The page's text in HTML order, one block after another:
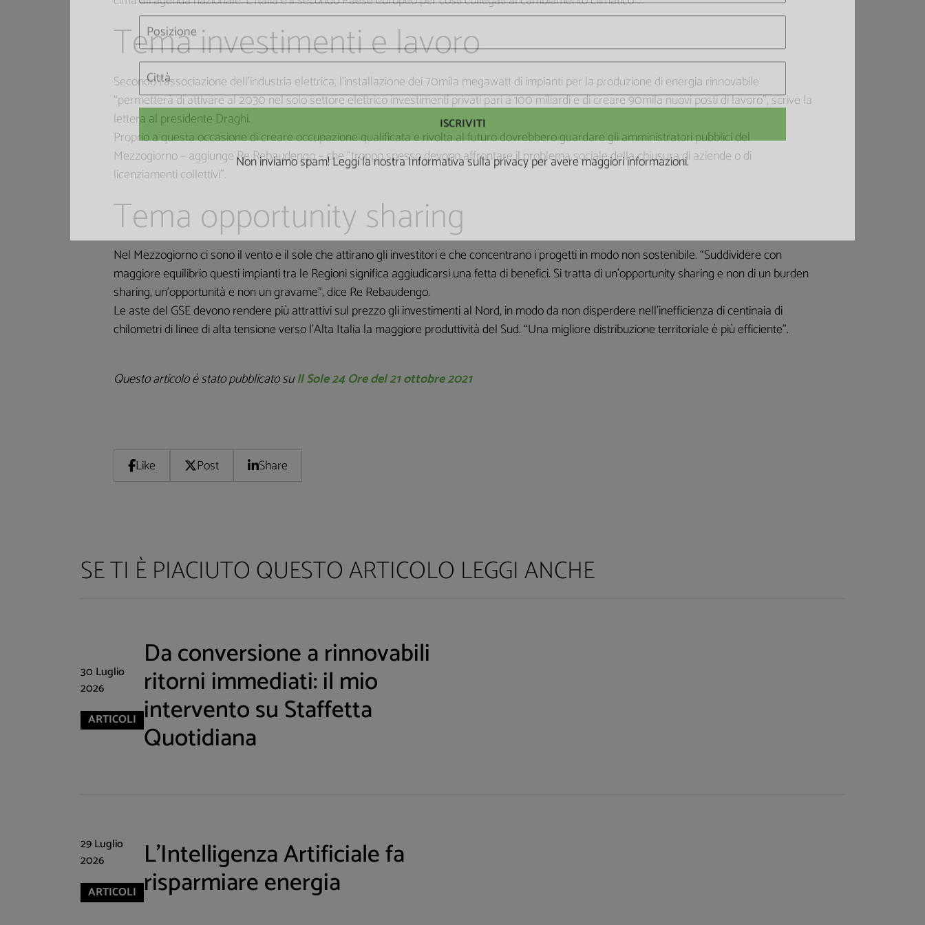
Tema investimenti e lavoro
Secondo l’associazione dell’industria elettrica, l’installazione dei 70mila megawatt di impianti per la produzione di energia rinnovabile
“permetterà di attivare al 2030 nel solo settore elettrico investimenti privati pari a 100 miliardi e di creare 90mila nuovi posti di lavoro”, scrive la
lettera al presidente Draghi.
Proprio a questa occasione di creare occupazione qualificata e rivolta al futuro dovrebbero guardare gli amministratori pubblici del
Mezzogiorno – aggiunge Re Rebaudengo – che “troppo spesso devono affrontare il problema sociale della chiusura di aziende o di
licenziamenti collettivi”.
Tema opportunity sharing
Nel Mezzogiorno ci sono il vento e il sole che attirano gli investitori e che concentrano i progetti in modo non sostenibile. “Suddividere con
maggiore equilibrio questi impianti tra le Regioni significa aggiudicarsi una fetta di benefici. Si tratta di un’opportunity sharing e non di un burden
sharing, un’opportunità e non un gravame”, dice Re Rebaudengo.
Le aste del GSE devono rendere più attrattivi sul prezzo gli investimenti al Nord, in modo da non disperdere nell’inefficienza di centinaia di
chilometri di linee di alta tensione verso l’Alta Italia la maggiore produttività del Sud. “Una migliore distribuzione territoriale è più efficiente”.
Questo articolo è stato pubblicato suIl Sole 24 Ore del 21 ottobre 2021
Like Post Share
SE TI È PIACIUTO QUESTO ARTICOLO LEGGI ANCHE
30 Luglio
2026
ARTICOLI
Da conversione a rinnovabili
ritorni immediati: il mio
intervento su Staffetta
Quotidiana
29 Luglio
2026
ARTICOLI
L'Intelligenza Artificiale fa
risparmiare energia